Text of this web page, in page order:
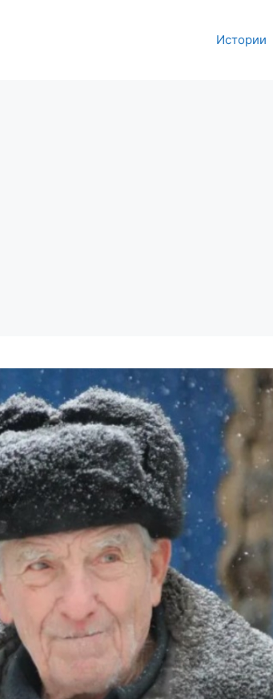
Истории